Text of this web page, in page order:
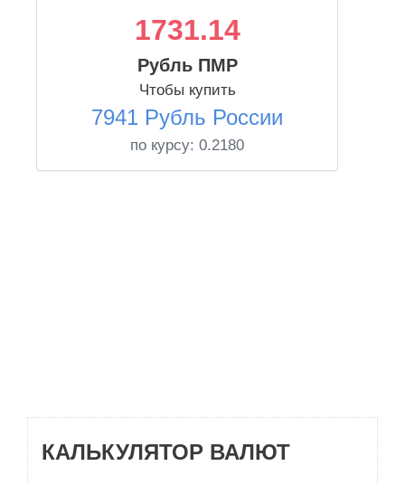
1731.14
Рубль ПМР
Чтобы купить
7941 Рубль России
по курсу: 0.2180
КАЛЬКУЛЯТОР ВАЛЮТ